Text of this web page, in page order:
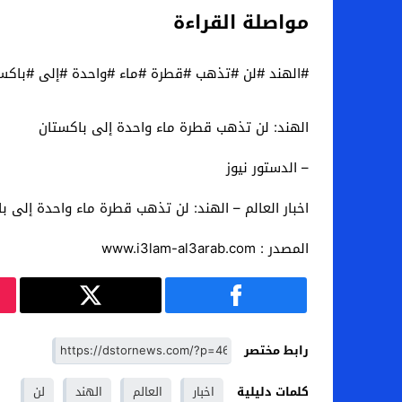
مواصلة القراءة
#الهند #لن #تذهب #قطرة #ماء #واحدة #إلى
الهند: لن تذهب قطرة ماء واحدة إلى باكستان
– الدستور نيوز
اخبار العالم – الهند: لن تذهب قطرة ماء واحدة إلى
المصدر : www.i3lam-al3arab.com
رابط مختصر
كلمات دليلية
اخبار العالم الهند لن